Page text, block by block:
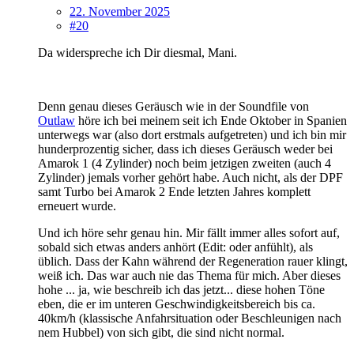
22. November 2025
#20
Da widerspreche ich Dir diesmal, Mani.
Denn genau dieses Geräusch wie in der Soundfile von
Outlaw höre ich bei meinem seit ich Ende Oktober in Spanien
unterwegs war (also dort erstmals aufgetreten) und ich bin mir
hunderprozentig sicher, dass ich dieses Geräusch weder bei
Amarok 1 (4 Zylinder) noch beim jetzigen zweiten (auch 4
Zylinder) jemals vorher gehört habe. Auch nicht, als der DPF
samt Turbo bei Amarok 2 Ende letzten Jahres komplett
erneuert wurde.
Und ich höre sehr genau hin. Mir fällt immer alles sofort auf,
sobald sich etwas anders anhört (Edit: oder anfühlt), als
üblich. Dass der Kahn während der Regeneration rauer klingt,
weiß ich. Das war auch nie das Thema für mich. Aber dieses
hohe ... ja, wie beschreib ich das jetzt... diese hohen Töne
eben, die er im unteren Geschwindigkeitsbereich bis ca.
40km/h (klassische Anfahrsituation oder Beschleunigen nach
nem Hubbel) von sich gibt, die sind nicht normal.